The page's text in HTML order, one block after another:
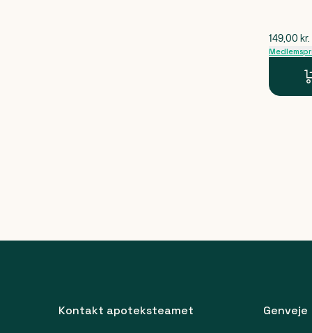
$gammel
149,00 kr.
Kontakt apoteksteamet Genveje